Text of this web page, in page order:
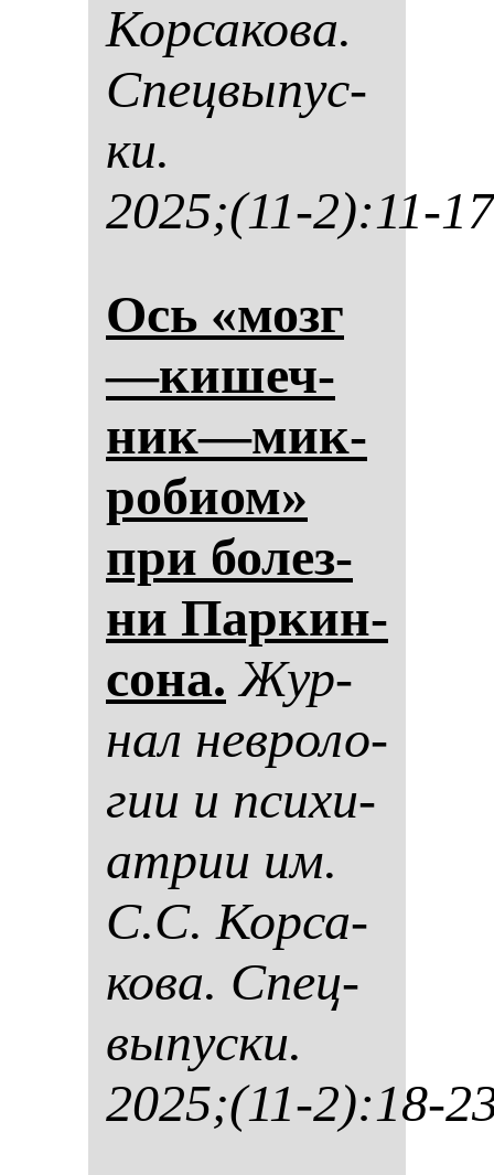
Кор­са­ко­ва.
Спец­вы­пус­
ки.
2025;(11-2):11-17
Ось «мозг
—ки­шеч­
ник—мик­
ро­би­ом»
при бо­лез­
ни Пар­кин­
со­на. Жур­
нал нев­ро­ло­
гии и пси­хи­
ат­рии им.
С.С. Кор­са­
ко­ва. Спец­
вы­пус­ки.
2025;(11-2):18-